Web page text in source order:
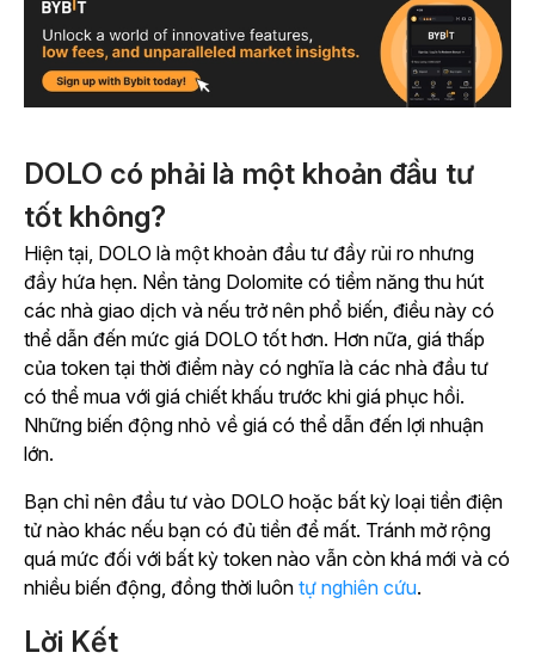
DOLO có phải là một khoản đầu tư
tốt không?
Hiện tại, DOLO là một khoản đầu tư đầy rủi ro nhưng
đầy hứa hẹn. Nền tảng Dolomite có tiềm năng thu hút
các nhà giao dịch và nếu trở nên phổ biến, điều này có
thể dẫn đến mức giá DOLO tốt hơn. Hơn nữa, giá thấp
của token tại thời điểm này có nghĩa là các nhà đầu tư
có thể mua với giá chiết khấu trước khi giá phục hồi.
Những biến động nhỏ về giá có thể dẫn đến lợi nhuận
lớn.
Bạn chỉ nên đầu tư vào DOLO hoặc bất kỳ loại tiền điện
tử nào khác nếu bạn có đủ tiền để mất. Tránh mở rộng
quá mức đối với bất kỳ token nào vẫn còn khá mới và có
nhiều biến động, đồng thời luôn tự nghiên cứu.
Lời Kết